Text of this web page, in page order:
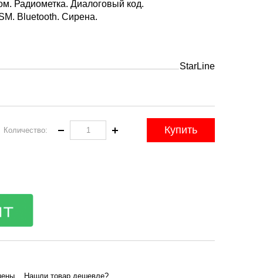
Радиометка. Диалоговый код.
Bluetooth. Сирена.
StarLine
Количество: Купить
Нашли товар дешевле?